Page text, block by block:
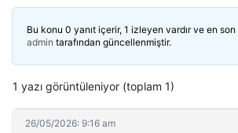
Bu konu 0 yanıt içerir, 1 izleyen vardır ve en son
admin tarafından güncellenmiştir.
1 yazı görüntüleniyor (toplam 1)
26/05/2026: 9:16 am